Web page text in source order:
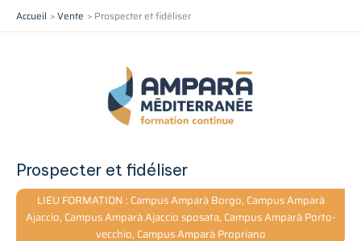
AllerAccueil Vente Prospecter et fidéliser
Prospecter et fidéliser
LIEU FORMATION : Campus Amparà Borgo, Campus Amparà
Ajaccio, Campus Amparà Ajaccio sposata, Campus Amparà Porto-
vecchio, Campus Amparà Propriano